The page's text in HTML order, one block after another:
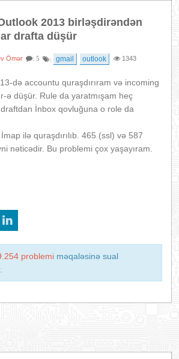
PROQRAMLAR
IT LÜĞƏT
XƏBƏRLƏR
2013 birləşdirəndən
drafta düşür
Ömər : 5 : gmail outlook 1343
də accountu quraşdırıram və incoming
ə düşür. Rule da yaratmışam heç
İnbox qovluğuna o role da
ilə quraşdırılıb. 465 (ssl) və 587
nəticədir. Bu problemi çox yaşayıram.
problemi məqaləsinə sual